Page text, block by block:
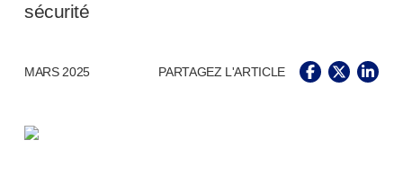
Tests auprès des patients
™
sécurité
MARS 2025 PARTAGEZ L'ARTICLE